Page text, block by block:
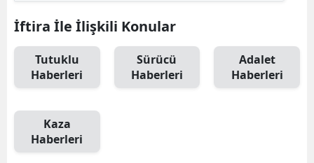
İftira İle İlişkili Konular
Tutuklu
Haberleri
Sürücü
Haberleri
Adalet
Haberleri
Kaza
Haberleri